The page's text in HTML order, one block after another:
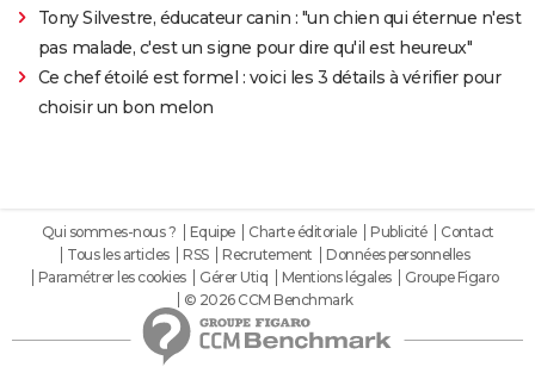
Tony Silvestre, éducateur canin : "un chien qui éternue n'est
pas malade, c'est un signe pour dire qu'il est heureux"
Ce chef étoilé est formel : voici les 3 détails à vérifier pour
choisir un bon melon
Qui sommes-nous ? Equipe Charte éditoriale Publicité
Contact
Tous les articles
RSS Recrutement
Données personnelles
Paramétrer les cookies
Gérer Utiq Mentions légales
Groupe Figaro
© 2026 CCM Benchmark